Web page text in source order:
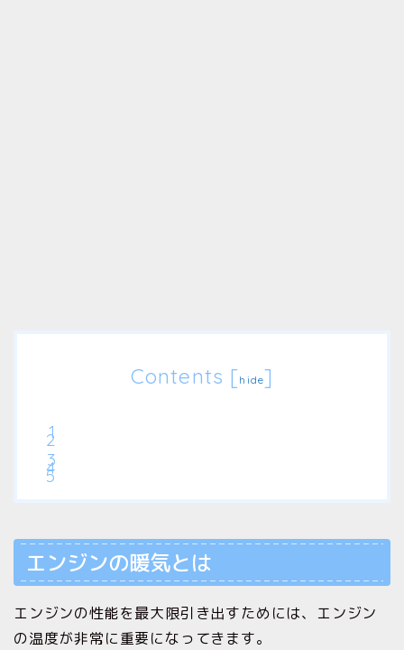
Contents [ hide]
エンジンの暖気とは
エンジンの性能を最大限引き出すためには、エンジン
の温度が非常に重要になってきます。